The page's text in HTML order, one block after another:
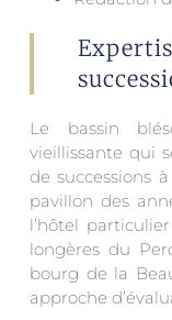
Le bassin
vieillissante qui
de successions
pavillon des
l’hôtel
longères du
bourg de la
approche